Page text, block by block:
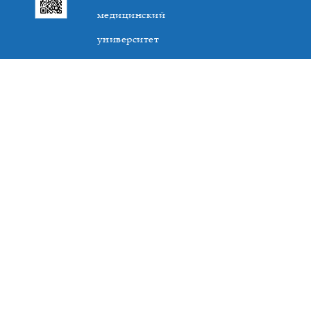
медицинский
университет